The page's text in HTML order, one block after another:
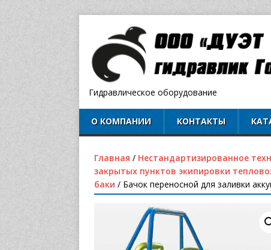
Гидравлическое оборудование
О КОМПАНИИ КОНТАКТЫ
Главная / Нестандартизированное
закрытых пунктов экипировки
баки / Бачок переносной для заливки